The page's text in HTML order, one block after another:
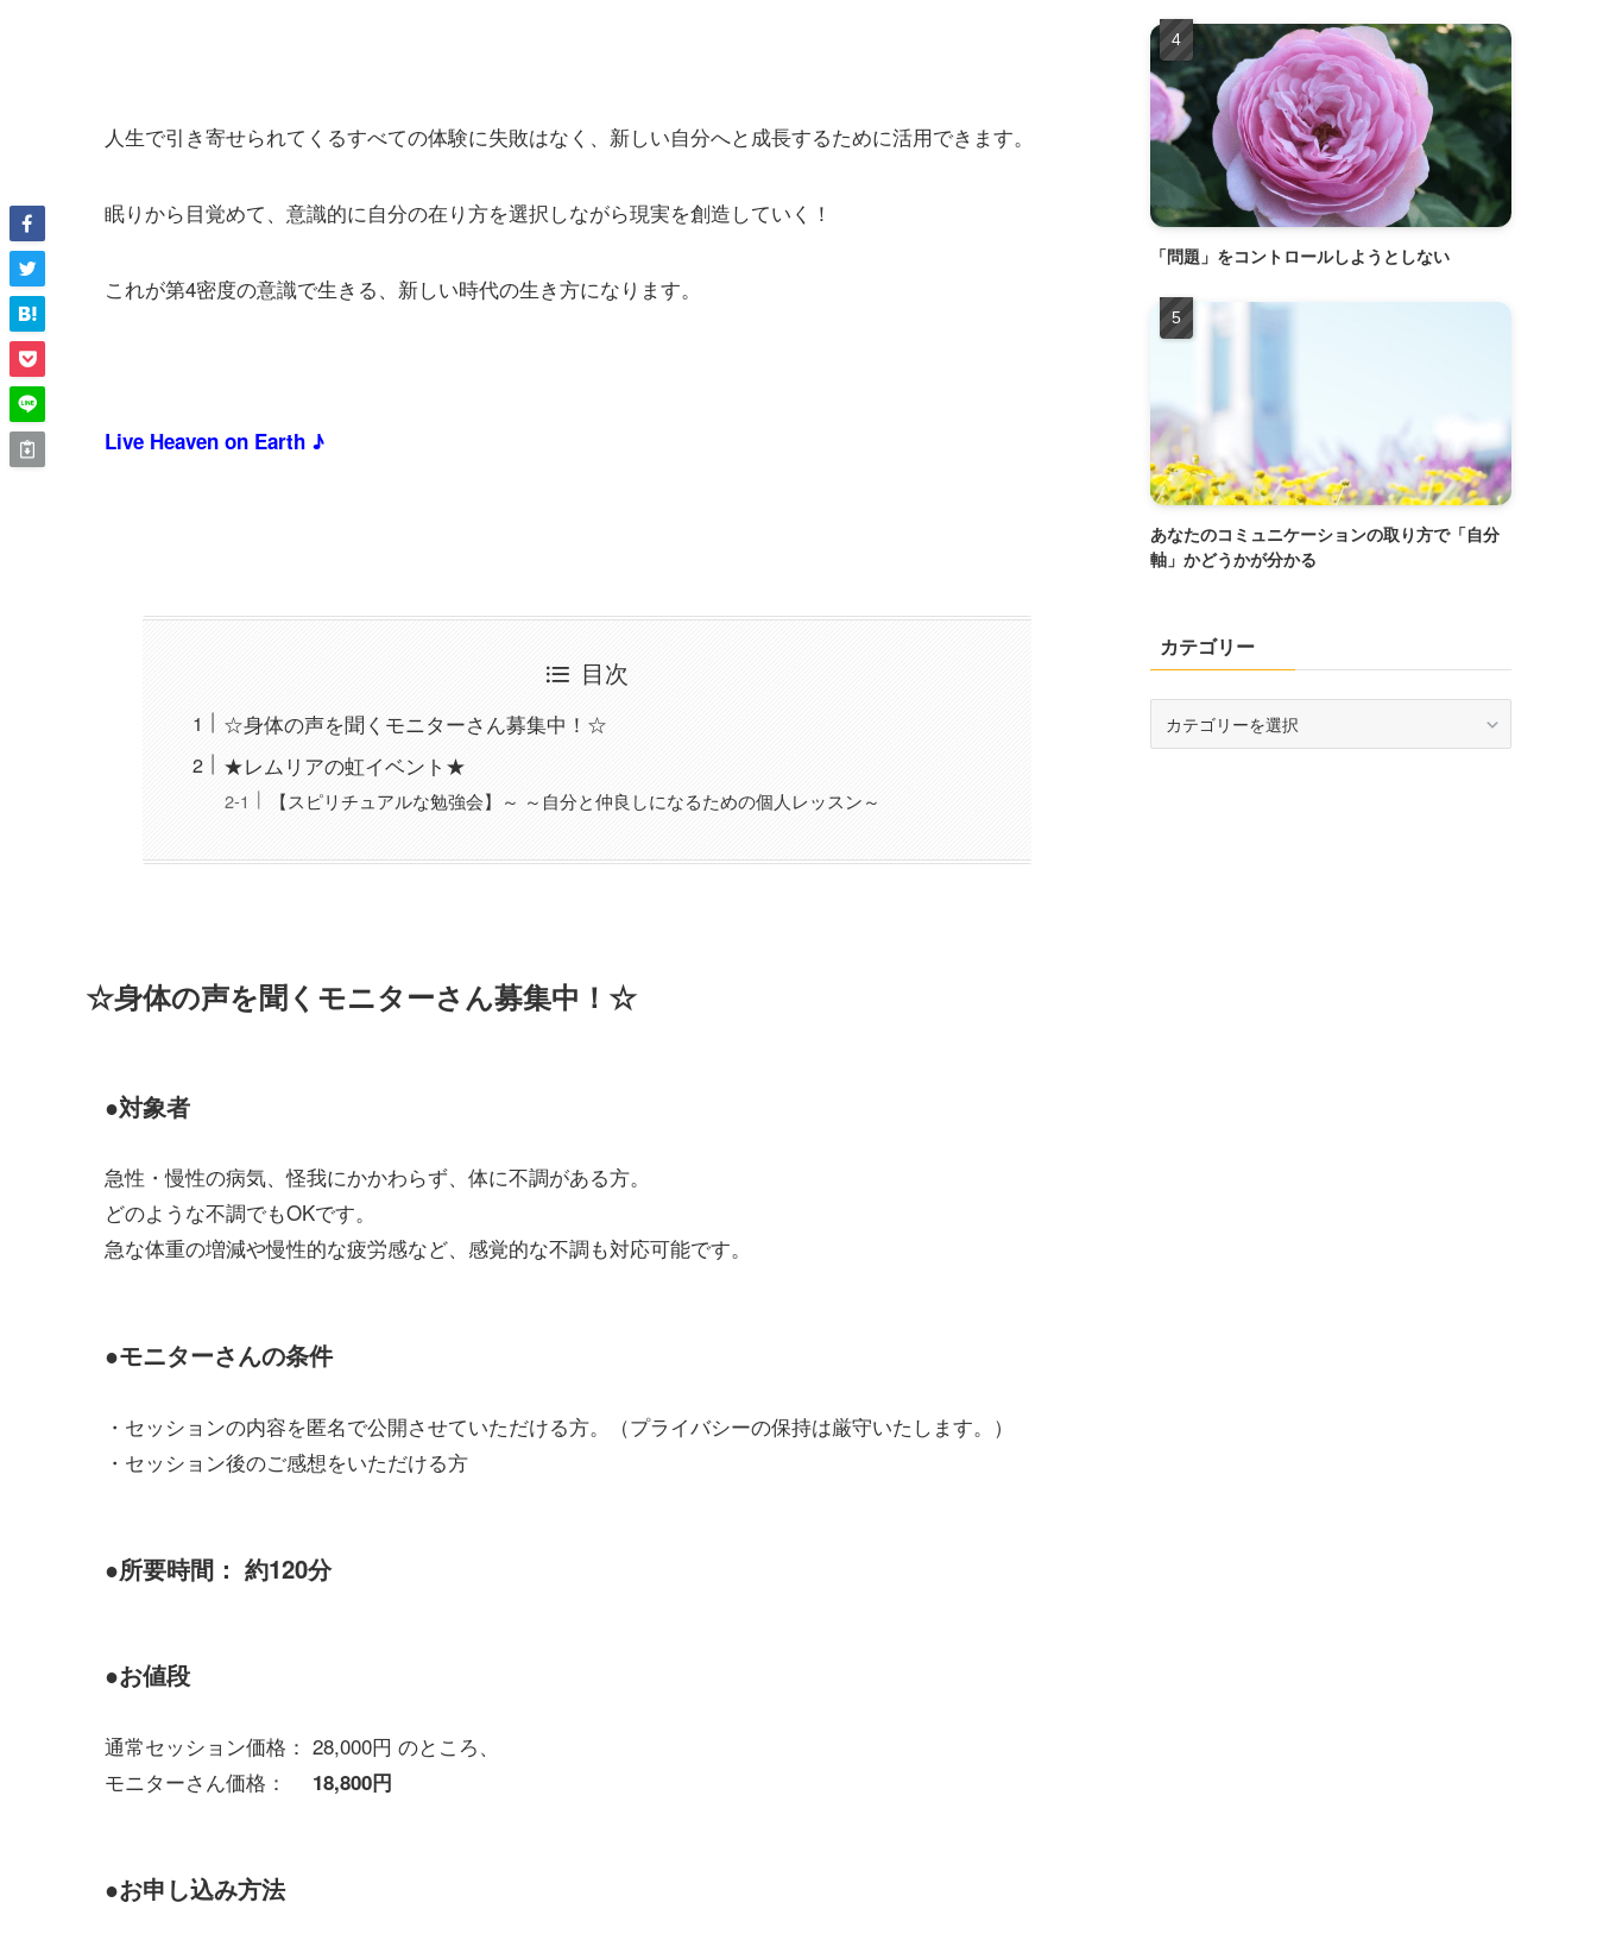
人生で引き寄せられてくるすべての体験に失敗はなく、新しい自分へと成長するために活用できます。
眠りから目覚めて、意識的に自分の在り方を選択しながら現実を創造していく！
これが第4密度の意識で生きる、新しい時代の生き方になります。
Live Heaven on Earth ♪
目次
☆身体の声を聞くモニターさん募集中！☆
★レムリアの虹イベント★
【スピリチュアルな勉強会】～ ～自分と仲良しになるための個人レッスン～
☆身体の声を聞くモニターさん募集中！☆
●対象者
急性・慢性の病気、怪我にかかわらず、体に不調がある方。
どのような不調でもOKです。
急な体重の増減や慢性的な疲労感など、感覚的な不調も対応可能です。
●モニターさんの条件
・セッションの内容を匿名で公開させていただける方。（プライバシーの保持は厳守いたします。）
・セッション後のご感想をいただける方
●所要時間： 約120分
●お値段
通常セッション価格： 28,000円 のところ、
モニターさん価格：
18,800円
●お申し込み方法
「問題」をコントロールしようとしない
あなたのコミュニケーションの取り方で「自分
軸」かどうかが分かる
カテゴリー